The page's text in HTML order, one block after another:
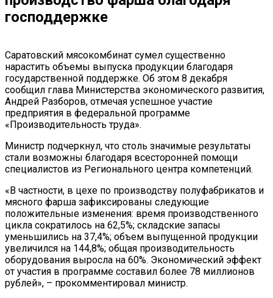
господдержке
Саратовский мясокомбинат сумел существенно
нарастить объемы выпуска продукции благодаря
государственной поддержке. Об этом 8 декабря
сообщил глава Министерства экономического развития,
Андрей Разборов, отмечая успешное участие
предприятия в федеральной программе
«Производительность труда».
Министр подчеркнул, что столь значимые результаты
стали возможны благодаря всесторонней помощи
специалистов из Регионального центра компетенций.
«В частности, в цехе по производству полуфабрикатов и
мясного фарша зафиксированы следующие
положительные изменения: время производственного
цикла сократилось на 62,5%; складские запасы
уменьшились на 37,4%; объем выпущенной продукции
увеличился на 144,8%; общая производительность
оборудования выросла на 60%. Экономический эффект
от участия в программе составил более 78 миллионов
рублей», – прокомментировал министр.